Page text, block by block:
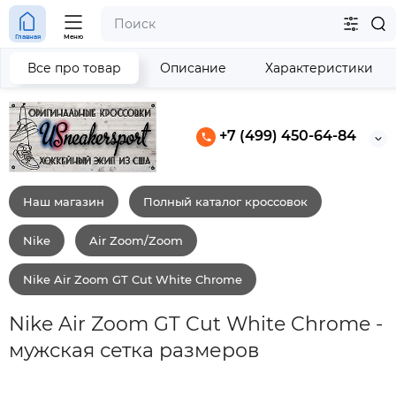
+7 (499) 450-64-84
Главная Меню
Наш магазин Полный каталог кроссовок
Nike Air Zoom/Zoom
Nike Air Zoom GT Cut White Chrome
Nike Air Zoom GT Cut White Chrome -
мужская сетка размеров
Все про товар Описание Характеристики